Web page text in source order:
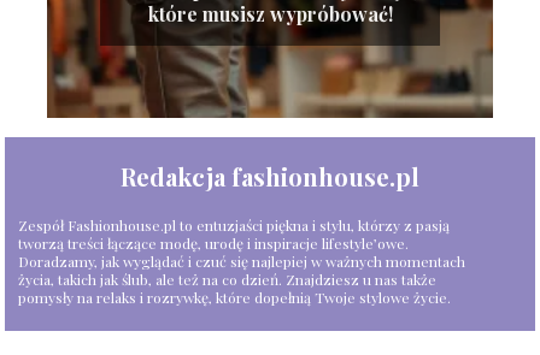
które musisz wypróbować!
Redakcja fashionhouse.pl
Zespół Fashionhouse.pl to entuzjaści piękna i stylu, którzy z pasją
tworzą treści łączące modę, urodę i inspiracje lifestyle’owe.
Doradzamy, jak wyglądać i czuć się najlepiej w ważnych momentach
życia, takich jak ślub, ale też na co dzień. Znajdziesz u nas także
pomysły na relaks i rozrywkę, które dopełnią Twoje stylowe życie.